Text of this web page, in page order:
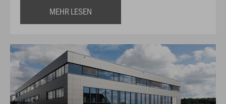
MEHR LESEN